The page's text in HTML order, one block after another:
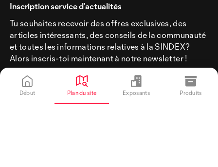
Inscription service d’actualités
Tu souhaites recevoir des offres exclusives, des
articles intéressants, des conseils de la communauté
et toutes les informations relatives à la SINDEX?
Alors inscris-toi maintenant à notre newsletter !
Début Plan du site Exposants Produits